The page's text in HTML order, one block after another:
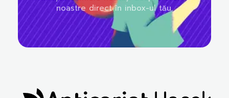
noastre direct în inbox-ul tău.